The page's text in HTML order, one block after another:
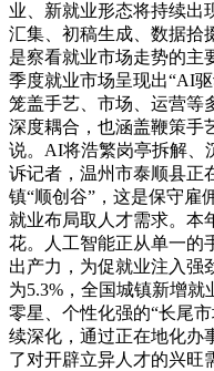
业、新就业形态将持续出
汇集、初稿生成、数据拾
是察看就业市场走势的主
季度就业市场呈现出“AI
笼盖手艺、市场、运营等
深度耦合，也涵盖鞭策手
说。AI将浩繁岗亭拆解、
诉记者，温州市泰顺县正
镇“顺创谷”，这是保守雇
就业布局取人才需求。本
花。人工智能正从单一的
出产力，为促就业注入强
为5.3%，全国城镇新增就
零星、个性化强的“长尾
续深化，通过正在地化办
了对开辟立异人才的兴旺